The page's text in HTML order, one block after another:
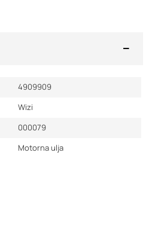
4909909
Wizi
000079
Motorna ulja